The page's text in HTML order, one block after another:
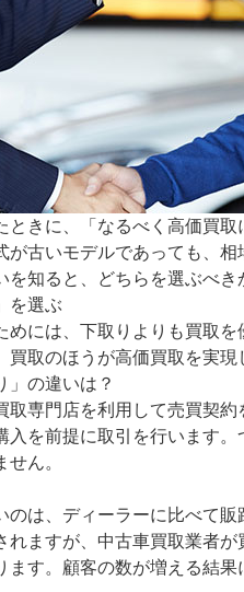
ときに、「なるべく高価買
が古いモデルであっても、
知ると、どちらを選ぶべき
を選ぶ
には、下取りよりも買取を
取のほうが高価買取を実現
」の違いは？
取専門店を利用して売買契
入を前提に取引を行います
ん。
のは、ディーラーに比べて
れますが、中古車買取業者
ます。顧客の数が増える結